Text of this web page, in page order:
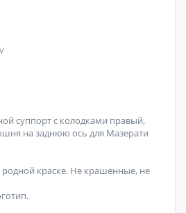
суппорт с колодками правый,
на заднюю ось для Мазерати
родной краске. Не крашенные, не